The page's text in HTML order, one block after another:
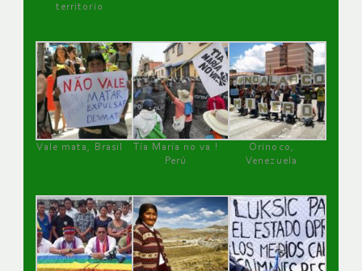
territorio
Vale mata, Brasil
Tía María no va !
Perú
Orinoco,
Venezuela